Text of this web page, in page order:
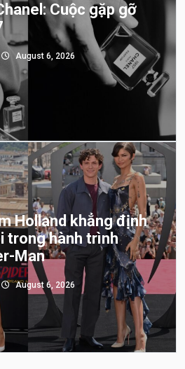
Cuộc gặp gỡ
August 6, 2026
Holland khẳng định
trong hành trình
Man
August 6, 2026